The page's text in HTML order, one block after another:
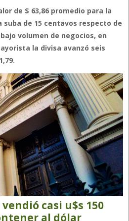
de $ 63,86 promedio para la
suba de 15 centavos respecto de
volumen de negocios, en
la divisa avanzó seis
casi u$s 150
al dólar